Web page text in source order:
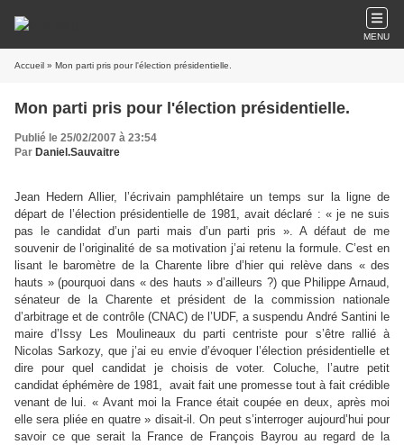
MENU
Accueil » Mon parti pris pour l'élection présidentielle.
Mon parti pris pour l'élection présidentielle.
Publié le 25/02/2007 à 23:54
Par Daniel.Sauvaitre
Jean Hedern Allier, l’écrivain pamphlétaire un temps sur la ligne de
départ de l’élection présidentielle de 1981, avait déclaré : « je ne suis
pas le candidat d’un parti mais d’un parti pris ». A défaut de me
souvenir de l’originalité de sa motivation j’ai retenu la formule. C’est en
lisant le baromètre de la Charente libre d’hier qui relève dans « des
hauts » (pourquoi dans « des hauts » d’ailleurs ?) que Philippe Arnaud,
sénateur de
la Charente et président de la commission nationale
d’arbitrage et de contrôle (CNAC) de l’UDF, a suspendu André Santini le
maire d’Issy Les Moulineaux du parti centriste pour s’être rallié à
Nicolas Sarkozy, que j’ai eu envie d’évoquer l’élection présidentielle et
dire pour quel candidat je choisis de voter. Coluche, l’autre petit
candidat éphémère de 1981, avait fait une promesse tout à fait crédible
venant de lui. « Avant moi la France était coupée en deux, après moi
elle sera pliée en quatre » disait-il. On peut s’interroger aujourd’hui pour
savoir ce que serait
la France de François Bayrou au regard de la